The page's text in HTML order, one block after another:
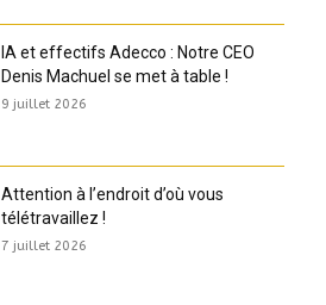
IA et effectifs Adecco : Notre CEO
Denis Machuel se met à table !
9 juillet 2026
Attention à l’endroit d’où vous
télétravaillez !
7 juillet 2026